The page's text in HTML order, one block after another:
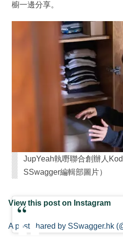
櫥一邊分享。
JupYeah執嘢聯合創辦人
SSwagger編輯部圖片）
View this post on Instagram
A post shared by SSwagger.hk